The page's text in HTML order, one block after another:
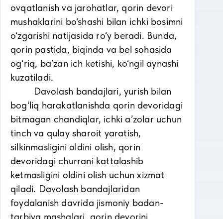
ovqatlanish va jarohatlar, qorin devori
mushaklarini bo‘shashi bilan ichki bosimni
o‘zgarishi natijasida ro‘y beradi. Bunda,
qorin pastida, biqinda va bel sohasida
og‘riq, ba’zan ich ketishi, ko‘ngil aynashi
kuzatiladi.
Davolash bandajlari, yurish bilan
bog‘liq harakatlanishda qorin devoridagi
bitmagan chandiqlar, ichki a’zolar uchun
tinch va qulay sharoit yaratish,
silkinmasligini oldini olish, qorin
devoridagi churrani kattalashib
ketmasligini oldini olish uchun xizmat
qiladi. Davolash bandajlaridan
foydalanish davrida jismoniy badan-
tarbiya mashqlari, qorin devorini